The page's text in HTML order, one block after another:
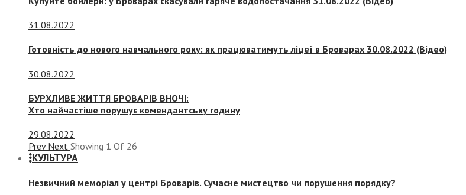
31.08.2022
Готовність до нового навчального року: як працюватимуть ліцеї в Броварах 30.08.2022 (Відео)
30.08.2022
БУРХЛИВЕ ЖИТТЯ БРОВАРІВ ВНОЧІ:
Хто найчастіше порушує комендантську годину
29.08.2022
Prev Next Showing 1 Of 26
КУЛЬТУРА
Незвичний меморіал у центрі Броварів. Сучасне мистецтво чи порушення порядку?